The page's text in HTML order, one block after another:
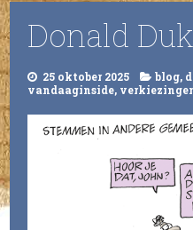
Donald Duk
25 oktober 2025 blog,
vandaaginside,